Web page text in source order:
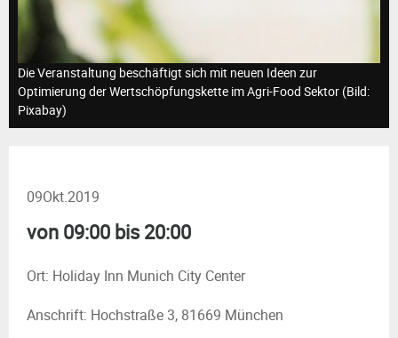
Y
M
E
U
Die Veranstaltung beschäftigt sich mit neuen Ideen zur
Optimierung der Wertschöpfungskette im Agri-Food Sektor (Bild:
Pixabay)
09Okt.2019
von 09:00 bis 20:00
Ort: Holiday Inn Munich City Center
Anschrift: Hochstraße 3, 81669 München